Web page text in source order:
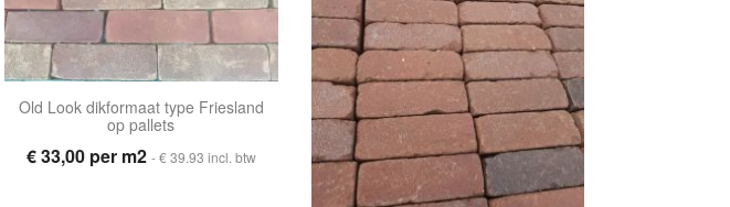
Old Look dikformaat type Friesland
op pallets
€ 33,00 per m2 - € 39.93 incl. btw